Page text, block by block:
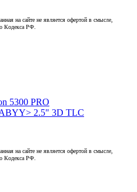
на сайте не является офертой в смысле,
Кодекса РФ.
5300 PRO
2.5" 3D TLC
на сайте не является офертой в смысле,
Кодекса РФ.